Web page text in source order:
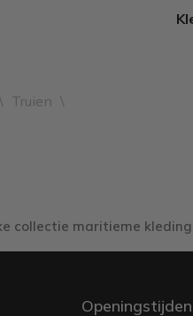
\ Truien \
collectie maritieme kleding
Openingstijden